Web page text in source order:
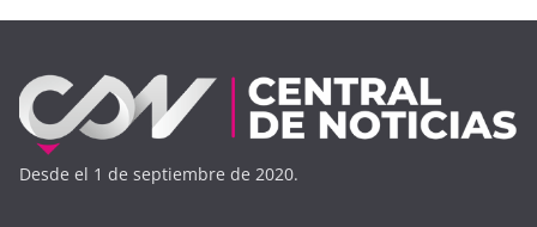
Desde el 1 de septiembre de 2020.